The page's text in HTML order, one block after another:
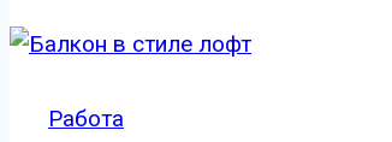
Марокко
Работа